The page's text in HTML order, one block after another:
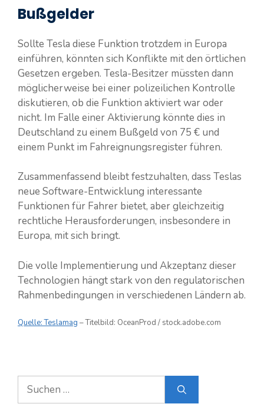
Bußgelder
Sollte Tesla diese Funktion trotzdem in Europa
einführen, könnten sich Konflikte mit den örtlichen
Gesetzen ergeben. Tesla-Besitzer müssten dann
möglicherweise bei einer polizeilichen Kontrolle
diskutieren, ob die Funktion aktiviert war oder
nicht. Im Falle einer Aktivierung könnte dies in
Deutschland zu einem Bußgeld von 75 € und
einem Punkt im Fahreignungsregister führen.
Zusammenfassend bleibt festzuhalten, dass Teslas
neue Software-Entwicklung interessante
Funktionen für Fahrer bietet, aber gleichzeitig
rechtliche Herausforderungen, insbesondere in
Europa, mit sich bringt.
Die volle Implementierung und Akzeptanz dieser
Technologien hängt stark von den regulatorischen
Rahmenbedingungen in verschiedenen Ländern ab.
Quelle: Teslamag – Titelbild: OceanProd / stock.adobe.com
Suchen
nach: